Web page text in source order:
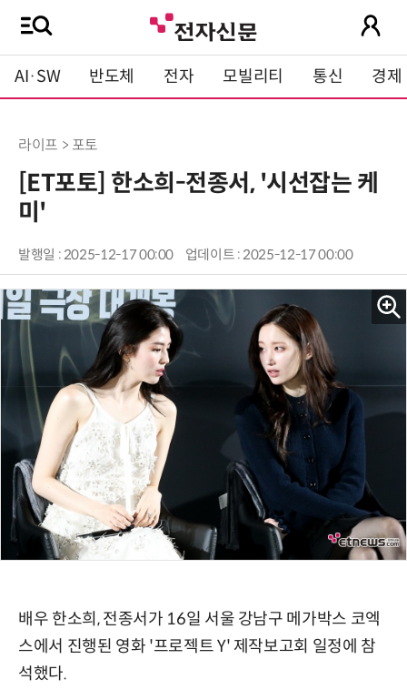
AI·SW 반도체 전자 모빌리티 통신 경제
라이프 > 포토
[ET포토] 한소희-전종서, '시선잡는 케
미'
발행일 : 2025-12-17 00:00 업데이트 : 2025-12-17 00:00
배우 한소희, 전종서가 16일 서울 강남구 메가박스 코엑
스에서 진행된 영화 '프로젝트 Y' 제작보고회 일정에 참
석했다.